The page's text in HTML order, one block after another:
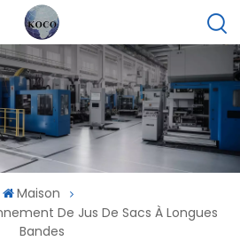
Maison
De Jus De Sacs À Longues
Bandes